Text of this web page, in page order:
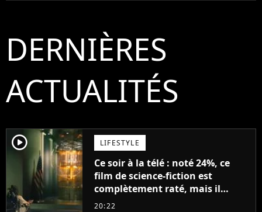
DERNIÈRES
ACTUALITÉS
player2 LIFESTYLE
Ce soir à la télé : noté 24%, ce
film de science-fiction est
complètement raté, mais il
aurait pu être encore pire à
20:22